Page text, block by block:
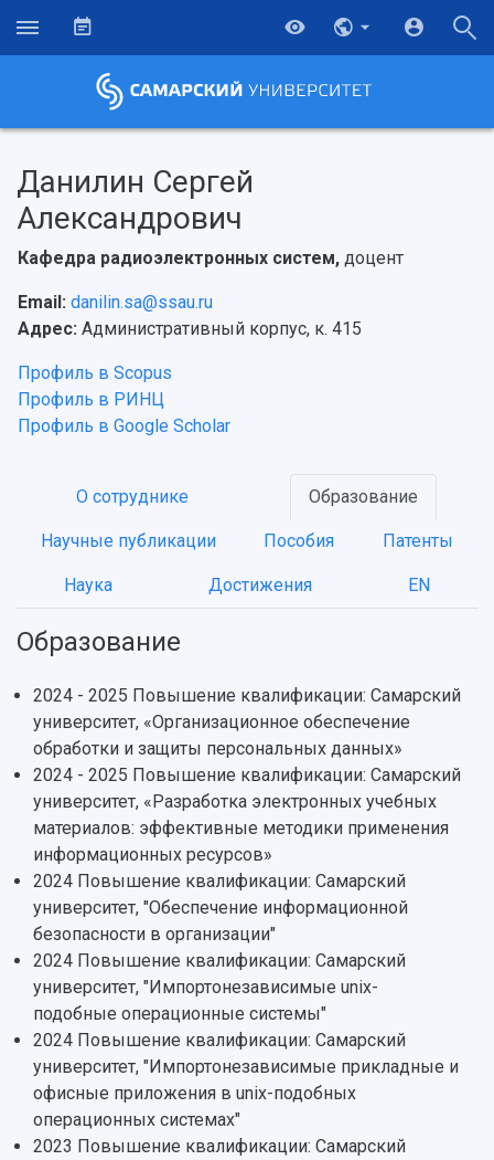
История
Ключевые факты
Рейтинги
Руководство
Наблюдательный совет
Попечительский совет
Ученый совет
Ректорат
Кадровый резерв
Персоналии
Сотрудники и преподаватели
Заслуженные деятели
Структура университета
Институты и факультеты
Кафедры
Научные подразделения
Отделы и службы
Главные новости
Бортжурнал
Объявления
События
СМИ об университете
Пресс-центр
Газета "Полет"
Газета "Самарский университет"
Мы в соцсетях
Мультимедиа
Подкасты
Просветительский проект "Одержимы
Почему я выбираю Самарский университет?
Абитуриенту
Бакалавриат и специалитет
Магистратура
Аспирантура
Формы обучения
Учебные планы
Дополнительное образование
Институты и факультеты
Образовательные программы
Профессорско-преподавательский состав
Расписание занятий
Стипендии
Тестирование иностранных граждан на
знание русского языка, истории России и
основ законодательства РФ
Основные научные направления
Научные школы и ведущие научные коллективы
Диссертационные советы
Подготовка научных кадров
Конкурс на замещение должностей научных
работников
Научно-технический совет
Научные проекты и темы
Аспирантура и докторантура
Справочные материалы
Научная инфраструктура
Научно-исследовательские подразделения
Структурная схема управления научно-
исследовательской деятельностью
Материальная база
Подразделения научного обслуживания
Организационные документы
Данилин Сергей
Александрович
Кафедра радиоэлектронных систем, доцент
Email: danilin.sa@ssau.ru
Адрес: Административный корпус, к. 415
Профиль в Scopus
Профиль в РИНЦ
Профиль в Google Scholar
О сотруднике Образование
Научные публикации Пособия Патенты
Наука Достижения EN
Образование
2024 - 2025 Повышение квалификации: Самарский
университет, «Организационное обеспечение
обработки и защиты персональных данных»
2024 - 2025 Повышение квалификации: Самарский
университет, «Разработка электронных учебных
материалов: эффективные методики применения
информационных ресурсов»
2024 Повышение квалификации: Самарский
университет, "Обеспечение информационной
безопасности в организации"
2024 Повышение квалификации: Самарский
университет, "Импортонезависимые unix-
подобные операционные системы"
2024 Повышение квалификации: Самарский
университет, "Импортонезависимые прикладные и
офисные приложения в unix-подобных
операционных системах"
2023 Повышение квалификации: Самарский